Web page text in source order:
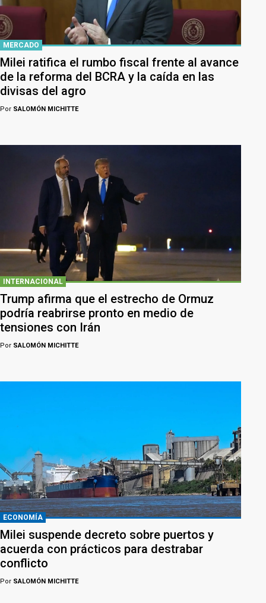
MERCADO
Milei ratifica el rumbo fiscal frente al avance
de la reforma del BCRA y la caída en las
divisas del agro
Por SALOMÓN MICHITTE
INTERNACIONAL
Trump afirma que el estrecho de Ormuz
podría reabrirse pronto en medio de
tensiones con Irán
Por SALOMÓN MICHITTE
ECONOMÍA
Milei suspende decreto sobre puertos y
acuerda con prácticos para destrabar
conflicto
Por SALOMÓN MICHITTE